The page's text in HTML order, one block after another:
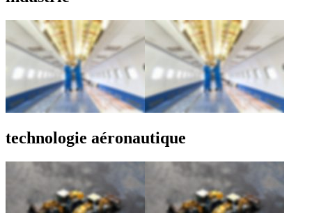
technologie aéronautique